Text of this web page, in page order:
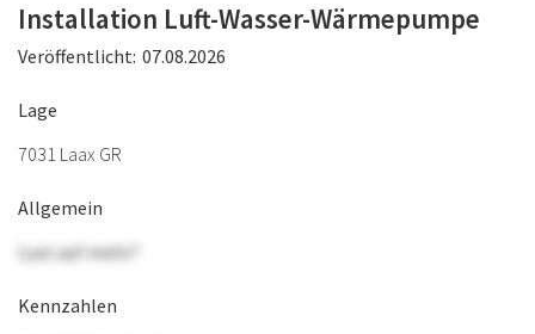
Installation Luft-Wasser-Wärmepumpe
Veröffentlicht: 07.08.2026
Lage
7031 Laax GR
Allgemein
Lust auf mehr?
Kennzahlen